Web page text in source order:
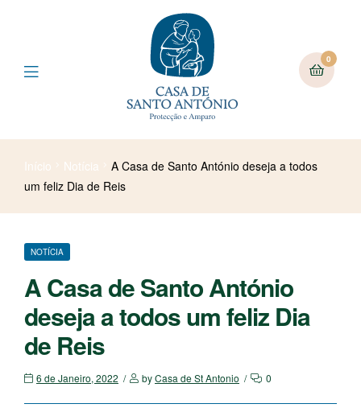
0
Início Notícia
A Casa de Santo António deseja a todos
um feliz Dia de Reis
NOTÍCIA
A Casa de Santo António
deseja a todos um feliz Dia
de Reis
6 de Janeiro, 2022 byCasa de St Antonio 0